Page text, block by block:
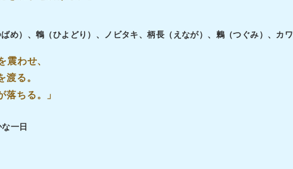
め）、鵯（ひよどり）、ノビタキ、柄長（えなが）、鶫（つぐみ）、カ
震わせ、
渡る。
落ちる。」
一日